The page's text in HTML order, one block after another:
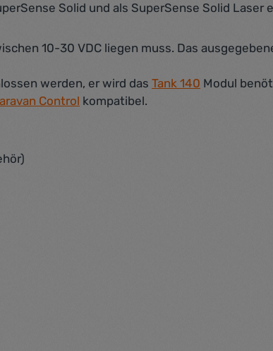
Solid und als SuperSense Solid Laser
10-30 VDC liegen muss. Das
werden, er wird das Tank 140 Modul
Control kompatibel.